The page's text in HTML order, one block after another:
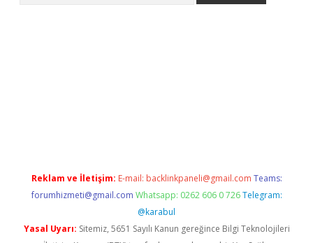
Reklam ve İletişim: E-mail: backlinkpaneli@gmail.com Teams:
forumhizmeti@gmail.com Whatsapp: 0262 606 0 726 Telegram:
@karabul
Yasal Uyarı: Sitemiz, 5651 Sayılı Kanun gereğince Bilgi Teknolojileri